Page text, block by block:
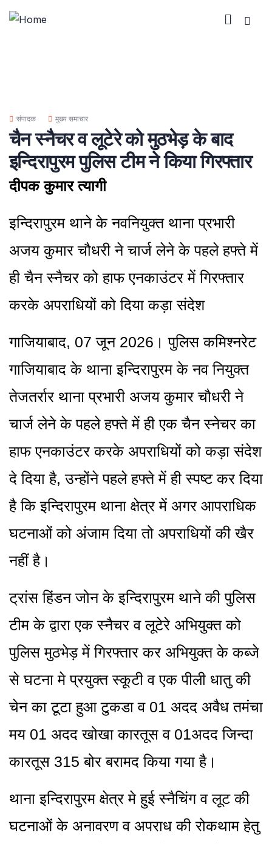
संपादक मुख्य समाचार
चैन स्नैचर व लूटेरे को मुठभेड़ के बाद
इन्दिरापुरम पुलिस टीम ने किया गिरफ्तार
दीपक कुमार त्यागी
इन्दिरापुरम थाने के नवनियुक्त थाना प्रभारी
अजय कुमार चौधरी ने चार्ज लेने के पहले हफ्ते में
ही चैन स्नैचर को हाफ एनकाउंटर में गिरफ्तार
करके अपराधियों को दिया कड़ा संदेश
गाजियाबाद, 07 जून 2026। पुलिस कमिश्नरेट
गाजियाबाद के थाना इन्दिरापुरम के नव नियुक्त
तेजतर्रार थाना प्रभारी अजय कुमार चौधरी ने
चार्ज लेने के पहले हफ्ते में ही एक चैन स्नेचर का
हाफ एनकाउंटर करके अपराधियों को कड़ा संदेश
दे दिया है, उन्होंने पहले हफ्ते में ही स्पष्ट कर दिया
है कि इन्दिरापुरम थाना क्षेत्र में अगर आपराधिक
घटनाओं को अंजाम दिया तो अपराधियों की खैर
नहीं है।
ट्रांस हिंडन जोन के इन्दिरापुरम थाने की पुलिस
टीम के द्वारा एक स्नैचर व लूटेरे अभियुक्त को
पुलिस मुठभेड़ में गिरफ्तार कर अभियुक्त के कब्जे
से घटना मे प्रयुक्त स्कूटी व एक पीली धातु की
चेन का टूटा हुआ टुकडा व 01 अदद अवैध तमंचा
मय 01 अदद खोखा कारतूस व 01अदद जिन्दा
कारतूस 315 बोर बरामद किया गया है।
थाना इन्दिरापुरम क्षेत्र मे हुई स्नैचिंग व लूट की
घटनाओं के अनावरण व अपराध की रोकथाम हेतु